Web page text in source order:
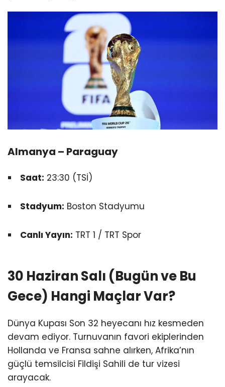
Almanya – Paraguay
Saat: 23:30 (TSİ)
Stadyum: Boston Stadyumu
Canlı Yayın: TRT 1 / TRT Spor
30 Haziran Salı (Bugün ve Bu
Gece) Hangi Maçlar Var?
Dünya Kupası Son 32 heyecanı hız kesmeden
devam ediyor. Turnuvanın favori ekiplerinden
Hollanda ve Fransa sahne alırken, Afrika’nın
güçlü temsilcisi Fildişi Sahili de tur vizesi
arayacak.